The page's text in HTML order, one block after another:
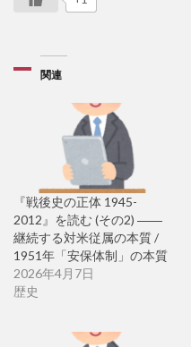
関連
『戦後史の正体 1945-
2012』を読む (その2) ――
継続する対米従属の本質 /
1951年「安保体制」の本質
2026年4月7日
歴史